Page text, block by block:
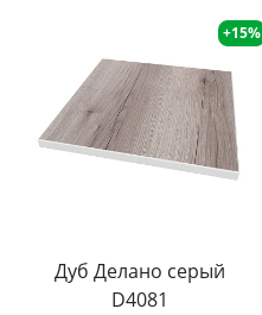
+15%
Дуб Делано серый
D4081